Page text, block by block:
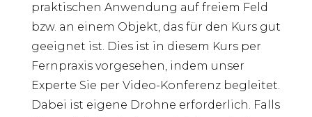
praktischen Anwendung auf freiem Feld
bzw. an einem Objekt, das für den Kurs gut
geeignet ist. Dies ist in diesem Kurs per
Fernpraxis vorgesehen, indem unser
Experte Sie per Video-Konferenz begleitet.
Dabei ist eigene Drohne erforderlich. Falls